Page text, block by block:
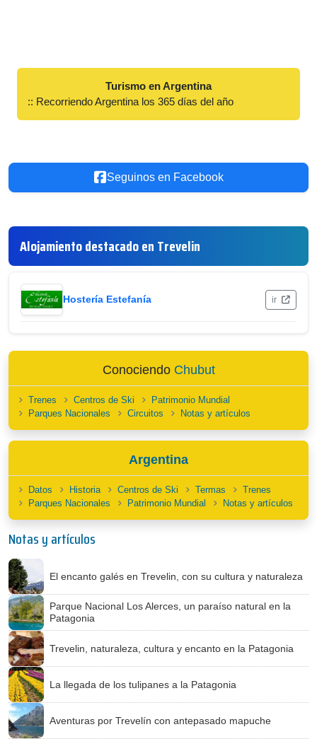
Turismo en Argentina
:: Recorriendo Argentina los 365 días del año
Seguinos en Facebook
Alojamiento destacado en Trevelin
Hostería Estefanía ir
Conociendo Chubut
Trenes Centros de Ski
Patrimonio Mundial
Parques Nacionales
Circuitos Notas y artículos
Argentina
Datos Historia Centros de Ski Termas
Trenes
Parques Nacionales
Patrimonio Mundial Notas y artículos
Notas y artículos
El encanto galés en Trevelin, con su cultura y naturaleza
Parque Nacional Los Alerces, un paraíso natural en la
Patagonia
Trevelin, naturaleza, cultura y encanto en la Patagonia
La llegada de los tulipanes a la Patagonia
Aventuras por Trevelín con antepasado mapuche